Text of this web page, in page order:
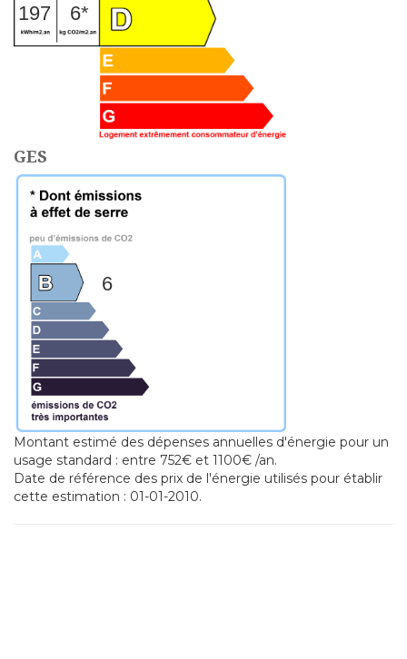
197 6*
GES
6
Montant estimé des dépenses annuelles d'énergie pour un
usage standard : entre 752€ et 1100€ /an.
Date de référence des prix de l'énergie utilisés pour établir
cette estimation : 01-01-2010.